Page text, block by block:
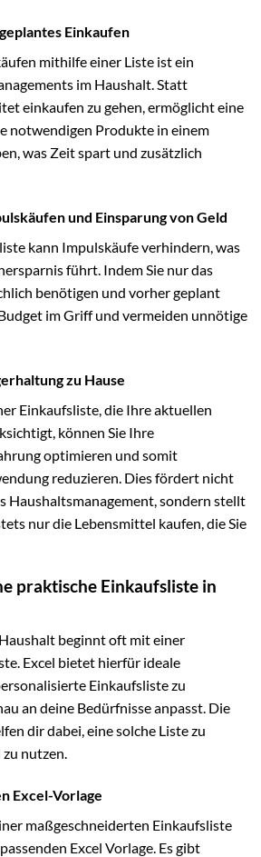
Einkaufen
mithilfe einer Liste ist ein
im Haushalt. Statt
einkaufen zu gehen, ermöglicht eine
notwendigen Produkte in einem
was Zeit spart und zusätzlich
und Einsparung von Geld
kann Impulskäufe verhindern, was
führt. Indem Sie nur das
benötigen und vorher geplant
im Griff und vermeiden unnötige
zu Hause
Einkaufsliste, die Ihre aktuellen
können Sie Ihre
optimieren und somit
reduzieren. Dies fördert nicht
Haushaltsmanagement, sondern stellt
nur die Lebensmittel kaufen, die Sie
praktische Einkaufsliste in
beginnt oft mit einer
Excel bietet hierfür ideale
Einkaufsliste zu
an deine Bedürfnisse anpasst. Die
dir dabei, eine solche Liste zu
nutzen.
Excel-Vorlage
maßgeschneiderten Einkaufsliste
Excel Vorlage. Es gibt